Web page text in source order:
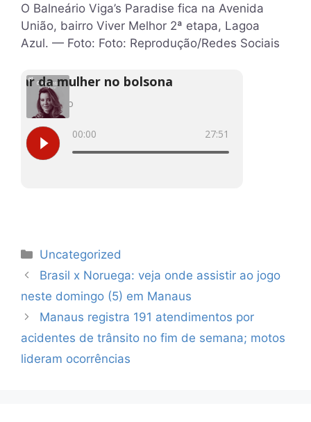
O Balneário Viga’s Paradise fica na Avenida
União, bairro Viver Melhor 2ª etapa, Lagoa
Azul. — Foto: Foto: Reprodução/Redes Sociais
Categorias
Uncategorized
Brasil x Noruega: veja onde assistir ao jogo
neste domingo (5) em Manaus
Manaus registra 191 atendimentos por
acidentes de trânsito no fim de semana; motos
lideram ocorrências